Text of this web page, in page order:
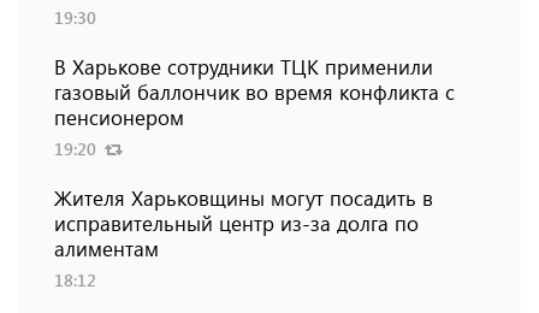
19:30
В Харькове сотрудники ТЦК применили
газовый баллончик во время конфликта с
пенсионером
19:20
Жителя Харьковщины могут посадить в
исправительный центр из-за долга по
алиментам
18:12